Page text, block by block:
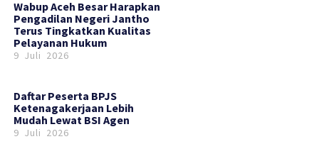
Wabup Aceh Besar Harapkan
Pengadilan Negeri Jantho
Terus Tingkatkan Kualitas
Pelayanan Hukum
9 Juli 2026
Daftar Peserta BPJS
Ketenagakerjaan Lebih
Mudah Lewat BSI Agen
9 Juli 2026